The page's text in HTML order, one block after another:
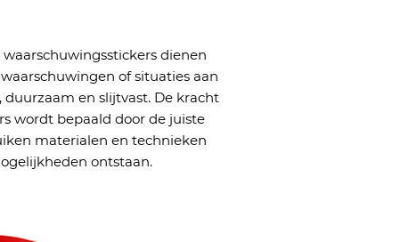
dienen
of situaties aan
en slijtvast. De kracht
wordt bepaald door de juiste
materialen en technieken
ontstaan.